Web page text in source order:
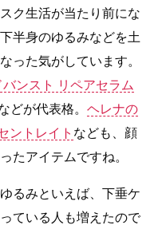
ク生活が当たり前にな
半身のゆるみなどを土
った気がしています。
ンスト リペアセラム
どが代表格。 ヘレナの
ントレイト なども、顔
たアイテムですね。
るみといえば、下垂ケ
ている人も増えたので